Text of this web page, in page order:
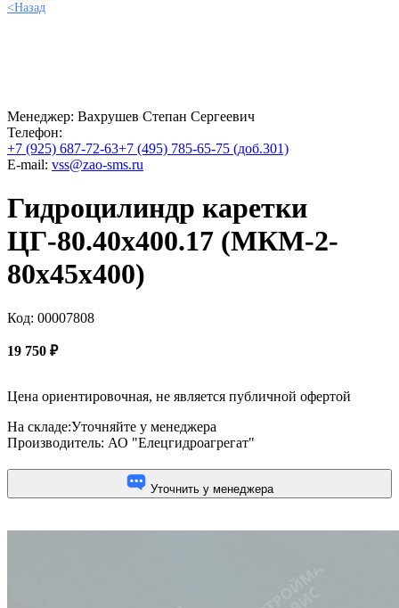
<Назад
Менеджер: Вахрушев Степан Сергеевич
Телефон:
+7 (925) 687-72-63+7 (495) 785-65-75 (доб.301)
E-mail: vss@zao-sms.ru
Гидроцилиндр каретки
ЦГ-80.40х400.17 (МКМ-2-
80х45х400)
Код: 00007808
19 750 ₽
Цена ориентировочная, не является публичной офертой
На складе:Уточняйте у менеджера
Производитель: АО "Елецгидроагрегат"
Уточнить у менеджера